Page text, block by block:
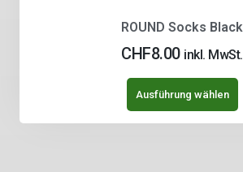
ROUND Socks Black
CHF8.00 inkl. MwSt.
Ausführung wählen